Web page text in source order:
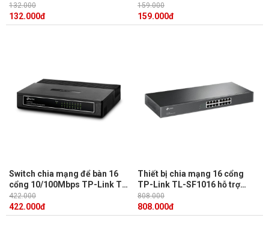
SF1005D Công nghệ Ethernet
132.000
132.000đ
10/100Mbps
159.000
159.000đ
Switch chia mạng để bàn 16
cổng 10/100Mbps TP-Link TL-
SF1016D
422.000
422.000đ
Thiết bị chia mạng 16 cổng
TP-Link TL-SF1016 hỗ trợ
MAC và auto MDI/MDIX
808.000
808.000đ